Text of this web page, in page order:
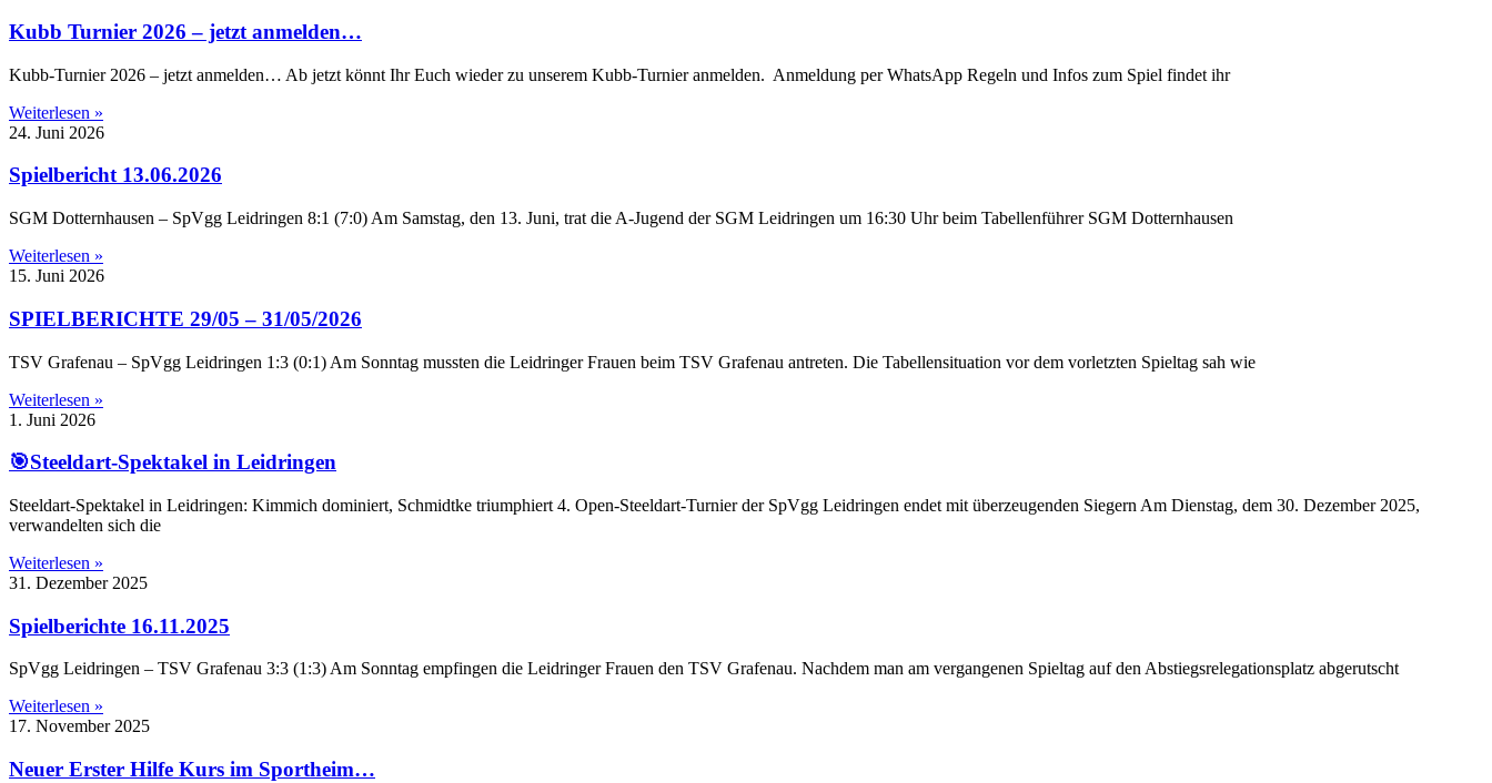
Kubb Turnier 2026 – jetzt anmelden…
Kubb-Turnier 2026 – jetzt anmelden… Ab jetzt könnt Ihr Euch wieder zu unserem Kubb-Turnier anmelden. Anmeldung per WhatsApp Regeln und Infos zum Spiel findet ihr
Weiterlesen »
24. Juni 2026
Spielbericht 13.06.2026
SGM Dotternhausen – SpVgg Leidringen 8:1 (7:0) Am Samstag, den 13. Juni, trat die A-Jugend der SGM Leidringen um 16:30 Uhr beim Tabellenführer SGM Dotternhausen
Weiterlesen »
15. Juni 2026
SPIELBERICHTE 29/05 – 31/05/2026
TSV Grafenau – SpVgg Leidringen 1:3 (0:1) Am Sonntag mussten die Leidringer Frauen beim TSV Grafenau antreten. Die Tabellensituation vor dem vorletzten Spieltag sah wie
Weiterlesen »
1. Juni 2026
🎯Steeldart-Spektakel in Leidringen
Steeldart-Spektakel in Leidringen: Kimmich dominiert, Schmidtke triumphiert 4. Open-Steeldart-Turnier der SpVgg Leidringen endet mit überzeugenden Siegern Am Dienstag, dem 30. Dezember 2025,
verwandelten sich die
Weiterlesen »
31. Dezember 2025
Spielberichte 16.11.2025
SpVgg Leidringen – TSV Grafenau 3:3 (1:3) Am Sonntag empfingen die Leidringer Frauen den TSV Grafenau. Nachdem man am vergangenen Spieltag auf den Abstiegsrelegationsplatz abgerutscht
Weiterlesen »
17. November 2025
Neuer Erster Hilfe Kurs im Sportheim…